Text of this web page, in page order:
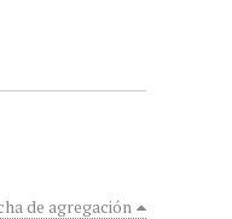
de agregación